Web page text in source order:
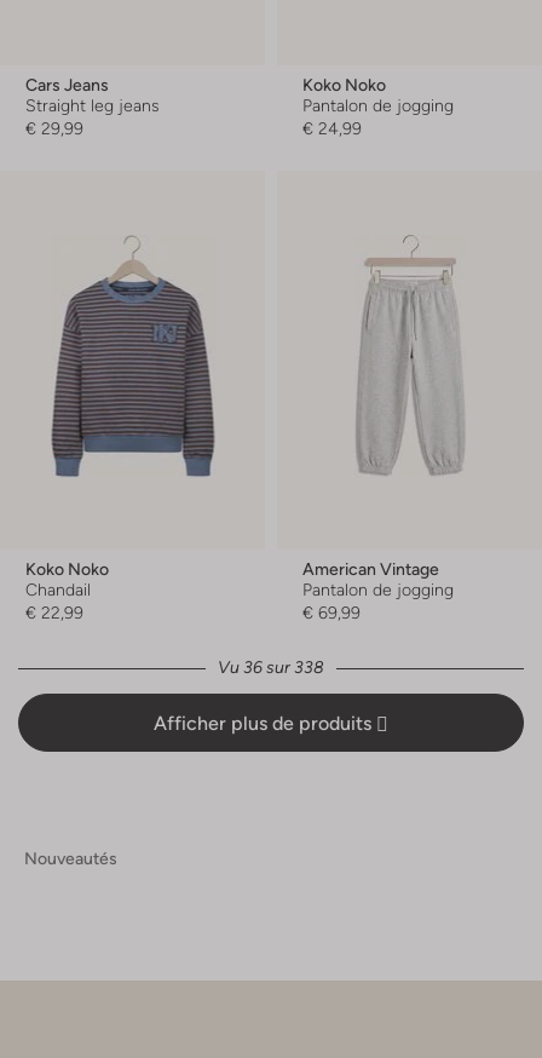
Cars Jeans
Straight leg jeans
€ 29,99
Koko Noko
Pantalon de jogging
€ 24,99
Koko Noko
Chandail
€ 22,99
American Vintage
Pantalon de jogging
€ 69,99
Vu 36 sur 338
Afficher plus de produits
Nouveautés